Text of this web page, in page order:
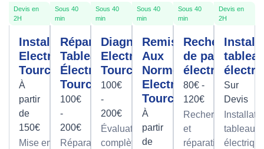
Devis en
2H
Installation
Electrique
Tourcoing
À
partir
de
150€
Mise en
Sous 40
min
Réparation
Tableau
Électrique
Tourcoing
100€
-
200€
Réparations
Sous 40
min
Diagnostic
Electrique
Tourcoing
100€
-
200€
Évaluation
complète
Sous 40
min
Remise
Aux
Normes
Electrique
Tourcoing
À
partir
de
Sous 40
min
Recherche
de panne
électrique
80€ -
120€
Recherche
et
réparation
Devis en
2H
Sur
Devis
tableaux